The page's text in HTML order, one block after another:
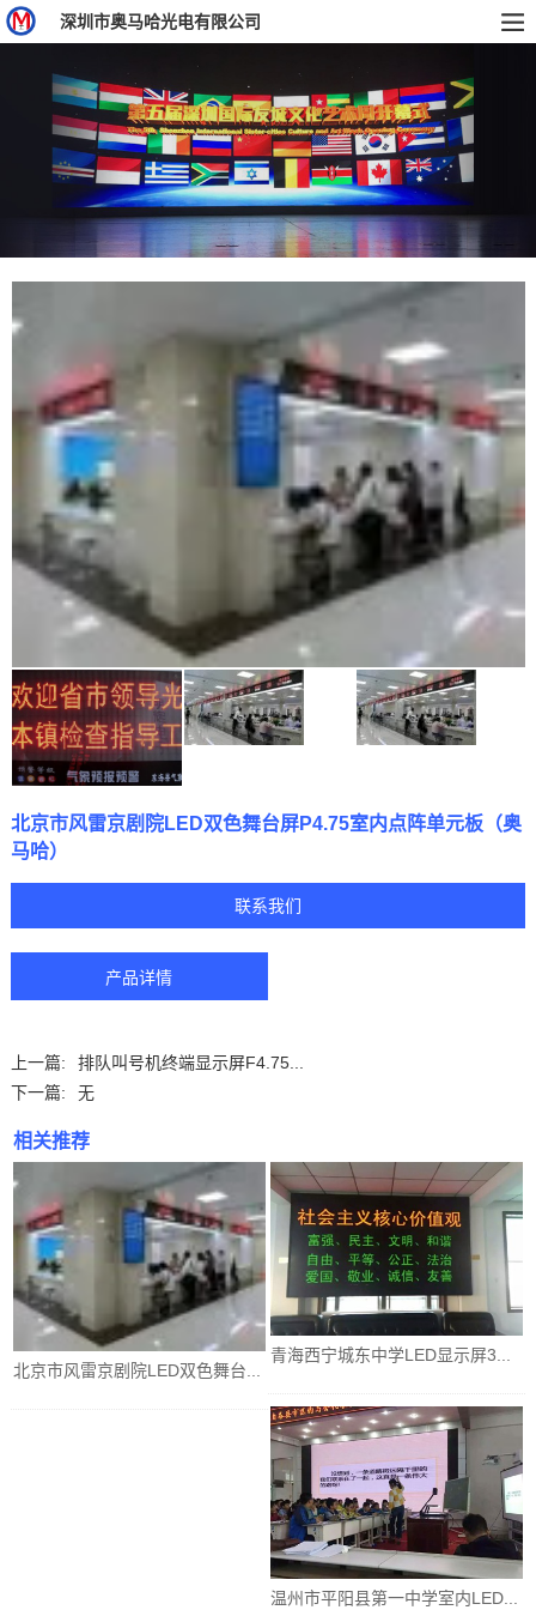
深圳市奥马哈光电有限公司
北京市风雷京剧院LED双色舞台屏P4.75室内点阵单元板（奥
马哈）
联系我们
产品详情
上一篇:
排队叫号机终端显示屏F4.75...
下一篇:
无
相关推荐
北京市风雷京剧院LED双色舞台...
青海西宁城东中学LED显示屏3...
温州市平阳县第一中学室内LED...